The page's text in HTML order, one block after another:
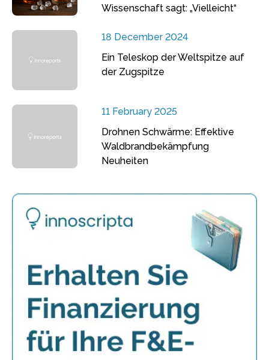
Wissenschaft sagt: „Vielleicht“
18 December 2024
Ein Teleskop der Weltspitze auf
der Zugspitze
11 February 2025
Drohnen Schwärme: Effektive
Waldbrandbekämpfung
Neuheiten